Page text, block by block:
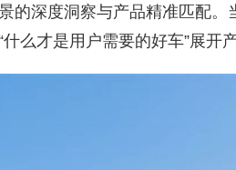
的深度洞察与产品精准匹配。
么才是用户需要的好车”展开产